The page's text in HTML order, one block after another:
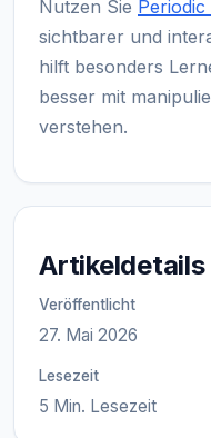
Nutzen Sie
sichtbarer und
hilft besonders
besser mit
verstehen.
Artikeldetails
Veröffentlicht
27. Mai 2026
Lesezeit
5 Min. Lesezeit